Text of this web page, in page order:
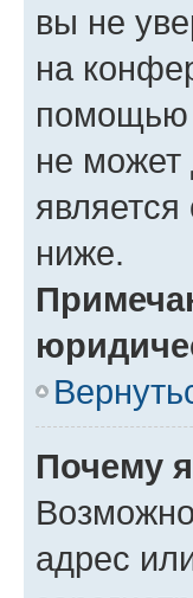
вы не
на
помощью
не может
ниже.
Почему
адрес